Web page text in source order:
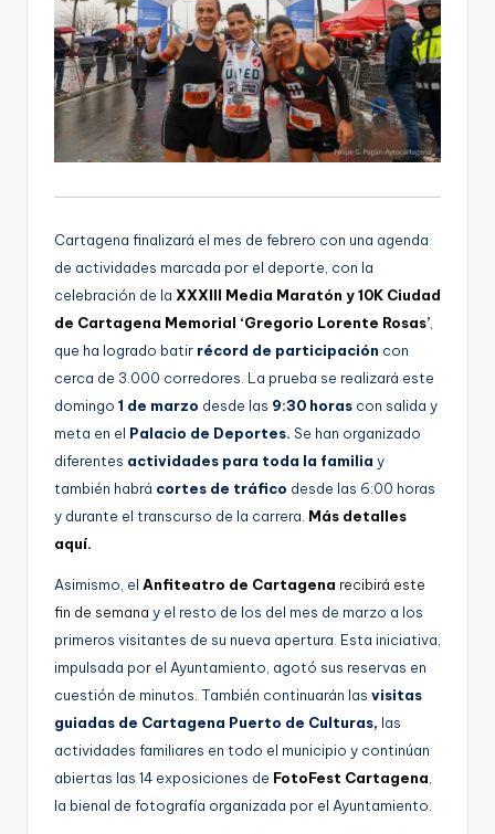
Cartagena finalizará el mes de febrero con una agenda
de actividades marcada por el deporte, con la
celebración de la XXXIII Media Maratón y 10K Ciudad
de Cartagena Memorial ‘Gregorio Lorente Rosas’
que ha logrado batir récord de participación con
cerca de 3.000 corredores. La prueba se realizará este
domingo 1 de marzo desde las 9:30 horas con salida y
meta en el Palacio de Deportes. Se han organizado
diferentes actividades para toda la familia y
también habrá cortes de tráfico desde las 6:00 horas
y durante el transcurso de la carrera. Más detalles
aquí.
Asimismo, el Anfiteatro de Cartagena recibirá este
fin de semana y el resto de los del mes de marzo a los
primeros visitantes de su nueva apertura. Esta iniciativa,
impulsada por el Ayuntamiento, agotó sus reservas en
cuestión de minutos. También continuarán las visitas
guiadas de Cartagena Puerto de Culturas, las
actividades familiares en todo el municipio y continúan
abiertas las 14 exposiciones de FotoFest Cartagena
la bienal de fotografía organizada por el Ayuntamiento.